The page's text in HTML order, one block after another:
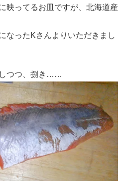
映ってるお皿ですが、北海道産
なったKさんよりいただきまし
つつ、捌き……